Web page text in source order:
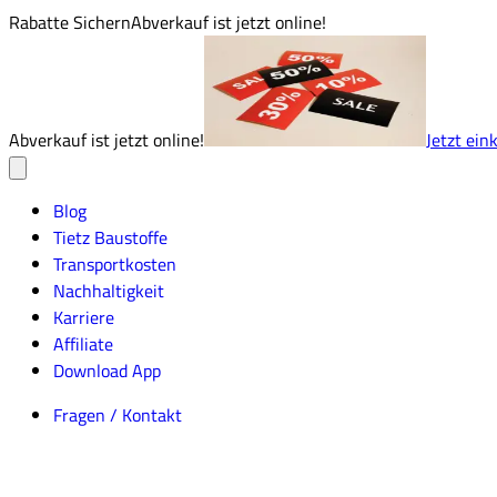
Rabatte SichernAbverkauf ist jetzt online!
Abverkauf ist jetzt online! Jetzt
Blog
Tietz Baustoffe
Transportkosten
Nachhaltigkeit
Karriere
Affiliate
Download App
Fragen / Kontakt